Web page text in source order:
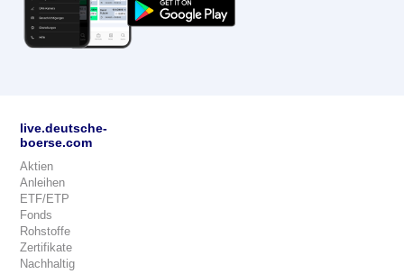
live.deutsche-
boerse.com
Aktien
Anleihen
ETF/ETP
Fonds
Rohstoffe
Zertifikate
Nachhaltig